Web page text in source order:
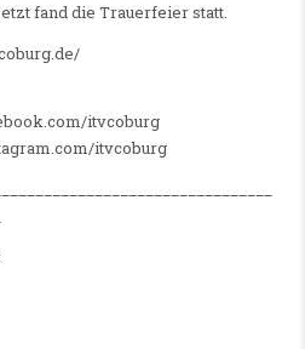
fand die Trauerfeier statt.
itvcoburg
itvcoburg